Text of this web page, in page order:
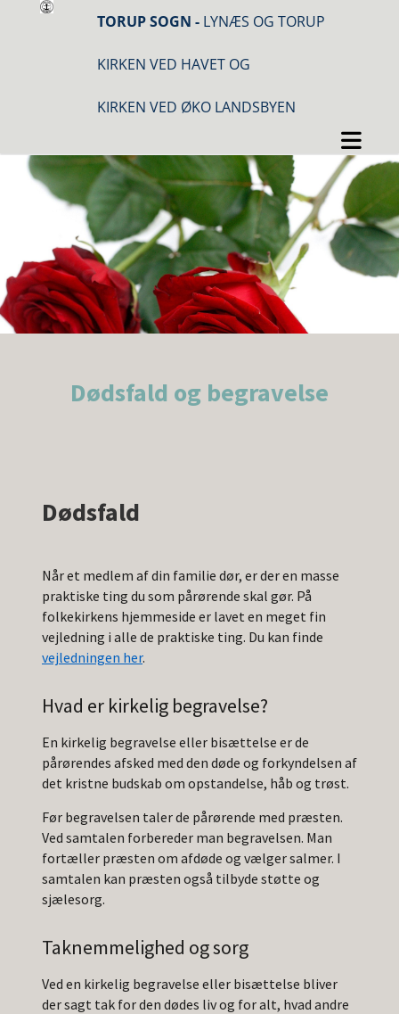
TORUP SOGN - LYNÆS OG TORUP
KIRKEN VED HAVET OG
KIRKEN VED ØKO LANDSBYEN
Dødsfald og begravelse
Dødsfald
Når et medlem af din familie dør, er der en masse
praktiske ting du som pårørende skal gør. På
folkekirkens hjemmeside er lavet en meget fin
vejledning i alle de praktiske ting. Du kan finde
vejledningen her.
Hvad er kirkelig begravelse?
En kirkelig begravelse eller bisættelse er de
pårørendes afsked med den døde og forkyndelsen af
det kristne budskab om opstandelse, håb og trøst.
Før begravelsen taler de pårørende med præsten.
Ved samtalen forbereder man begravelsen. Man
fortæller præsten om afdøde og vælger salmer. I
samtalen kan præsten også tilbyde støtte og
sjælesorg.
Taknemmelighed og sorg
Ved en kirkelig begravelse eller bisættelse bliver
der sagt tak for den dødes liv og for alt, hvad andre